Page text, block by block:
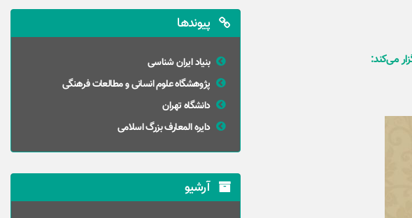
پیوندها
بنیاد ایران شناسی
پژوهشگاه علوم انسانی و مطالعات فرهنگی
دانشگاه تهران
دایره المعارف بزرگ اسلامی
آرشیو
می‌کند: